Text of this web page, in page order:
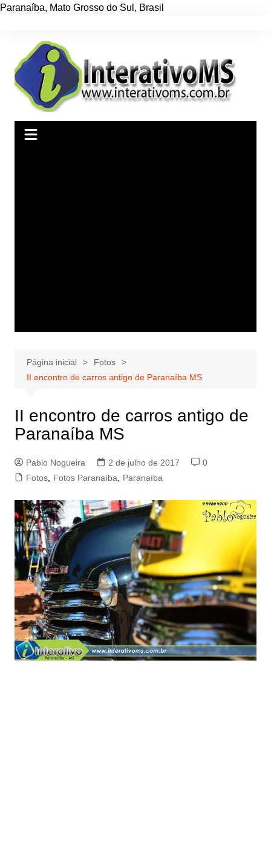
Paranaíba, Mato Grosso do Sul , Brasil
conteúdo
Página inicial
Fotos
II encontro de carros antigo de Paranaíba MS
II encontro de carros antigo de
Paranaíba MS
Pablo Nogueira 2 de julho de 2017
0
Fotos, Fotos Paranaíba Paranaíba